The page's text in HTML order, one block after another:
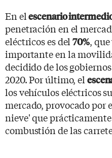
En elescenario
penetración en el
eléctricos es del70%,
importante en la
decidido de los
2020. Por último, el
los vehículos eléctricos
mercado, provocado por
nieve' que
combustión de las